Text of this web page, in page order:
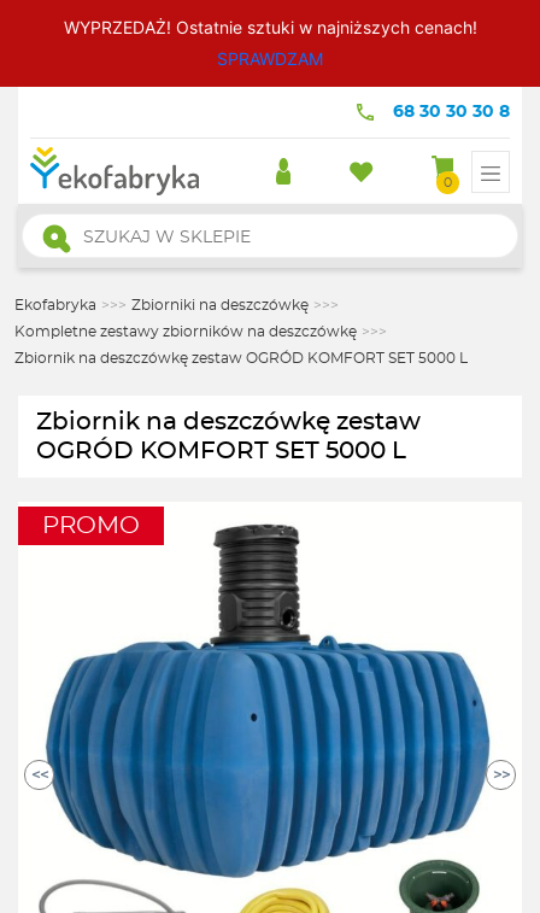
WYPRZEDAŻ! Ostatnie sztuki w najniższych cenach!
SPRAWDZAM
68 30 30 30 8
0
Wyszukiwarka
produktów
Ekofabryka >>> Zbiorniki na deszczówkę >>>
Kompletne zestawy zbiorników na deszczówkę >>>
Zbiornik na deszczówkę zestaw OGRÓD KOMFORT SET 5000 L
Zbiornik na deszczówkę zestaw
OGRÓD KOMFORT SET 5000 L
PROMO
<< >>